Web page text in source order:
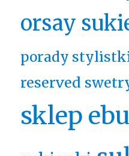
orsay
porady
reserved
sklep